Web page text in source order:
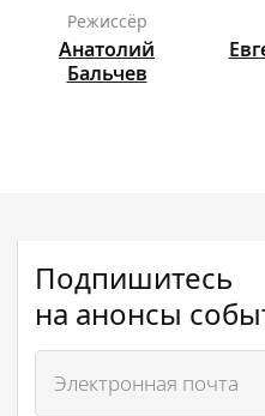
режиссёр
Анатолий
Бальчев
Подпишитесь
на анонсы